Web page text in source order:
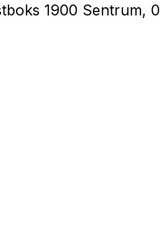
1900 Sentrum,